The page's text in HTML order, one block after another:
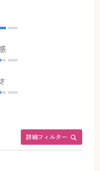
詳細フィルター